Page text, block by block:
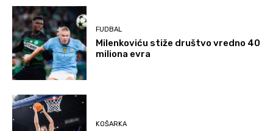
FUDBAL
Milenkoviću stiže društvo vredno 40
miliona evra
KOŠARKA